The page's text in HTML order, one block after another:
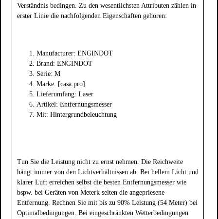
Verständnis bedingen. Zu den wesentlichsten Attributen zählen in
erster Linie die nachfolgenden Eigenschaften gehören:
Manufacturer: ENGINDOT
Brand: ENGINDOT
Serie: M
Marke: [casa.pro]
Lieferumfang: Laser
Artikel: Entfernungsmesser
Mit: Hintergrundbeleuchtung
Tun Sie die Leistung nicht zu ernst nehmen. Die Reichweite
hängt immer von den Lichtverhältnissen ab. Bei hellem Licht und
klarer Luft erreichen selbst die besten Entfernungsmesser wie
bspw. bei Geräten von Meterk selten die angepriesene
Entfernung. Rechnen Sie mit bis zu 90% Leistung (54 Meter) bei
Optimalbedingungen. Bei eingeschränkten Wetterbedingungen